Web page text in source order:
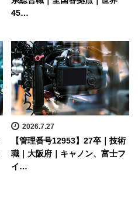
45…
2026.7.27
【管理番号12953】27卒｜技術
職｜大阪府｜キャノン、富士フ
イ…